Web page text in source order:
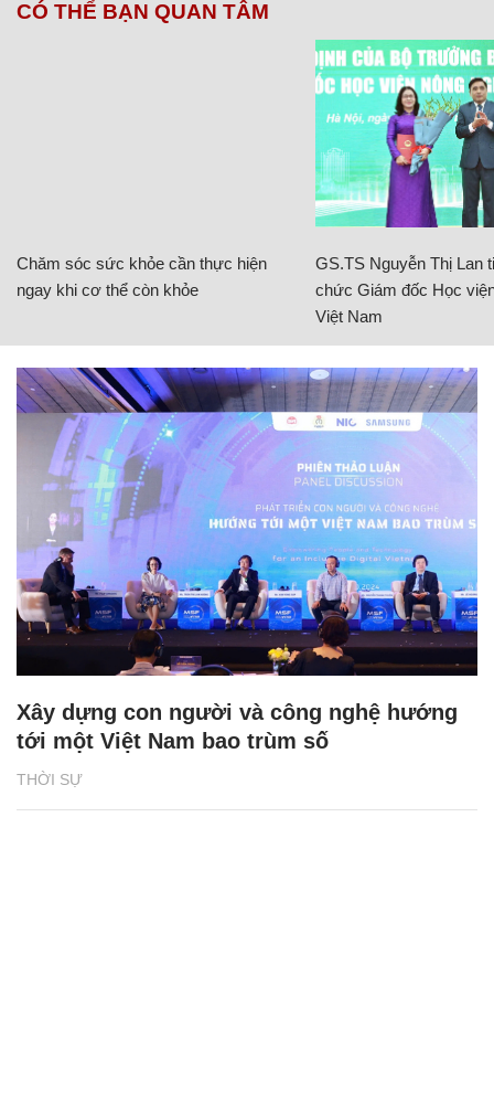
CÓ THỂ BẠN QUAN TÂM
Chăm sóc sức khỏe cần thực hiện
ngay khi cơ thể còn khỏe
GS.TS Nguyễn Thị Lan
chức Giám đốc Học
Việt Nam
THỜI SỰ
Xây dựng con người và công nghệ hướng
tới một Việt Nam bao trùm số